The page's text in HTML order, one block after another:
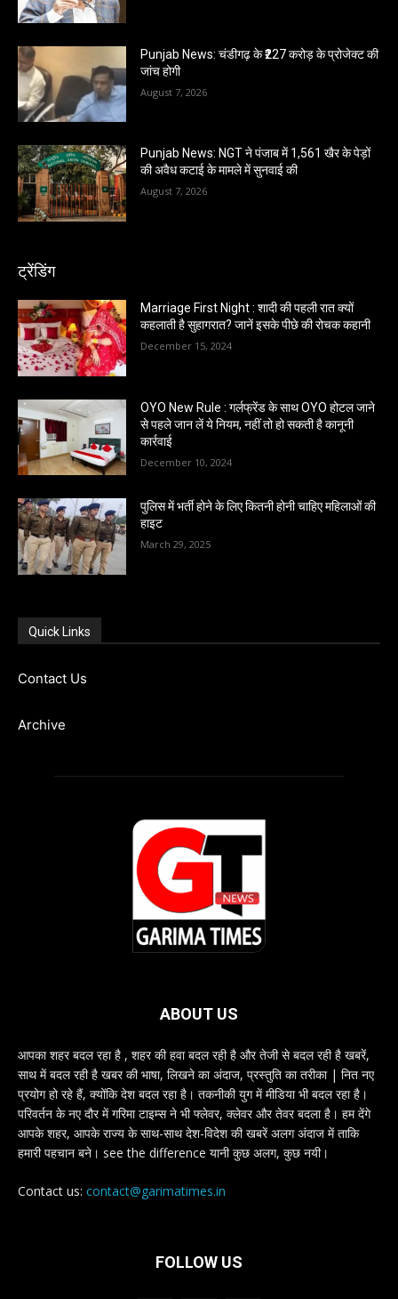
Punjab News: चंडीगढ़ के ₹227 करोड़ के प्रोजेक्ट की
जांच होगी
August 7, 2026
Punjab News: NGT ने पंजाब में 1,561 खैर के पेड़ों
की अवैध कटाई के मामले में सुनवाई की
August 7, 2026
ट्रेंडिंग
Marriage First Night : शादी की पहली रात क्यों
कहलाती है सुहागरात? जानें इसके पीछे की रोचक कहानी
December 15, 2024
OYO New Rule : गर्लफ्रेंड के साथ OYO होटल जाने
से पहले जान लें ये नियम, नहीं तो हो सकती है कानूनी
कार्रवाई
December 10, 2024
पुलिस में भर्ती होने के लिए कितनी होनी चाहिए महिलाओं की
हाइट
March 29, 2025
Quick Links
Contact Us
Archive
ABOUT US
आपका शहर बदल रहा है , शहर की हवा बदल रही है और तेजी से बदल रही है खबरें,
साथ में बदल रही है खबर की भाषा, लिखने का अंदाज, प्रस्तुति का तरीका | नित नए
प्रयोग हो रहे हैं, क्योंकि देश बदल रहा है। तकनीकी युग में मीडिया भी बदल रहा है।
परिवर्तन के नए दौर में गरिमा टाइम्स ने भी फ्लेवर, क्लेवर और तेवर बदला है। हम देंगे
आपके शहर, आपके राज्य के साथ-साथ देश-विदेश की खबरें अलग अंदाज में ताकि
हमारी पहचान बने। see the difference यानी कुछ अलग, कुछ नयी।
Contact us: contact@garimatimes.in
FOLLOW US